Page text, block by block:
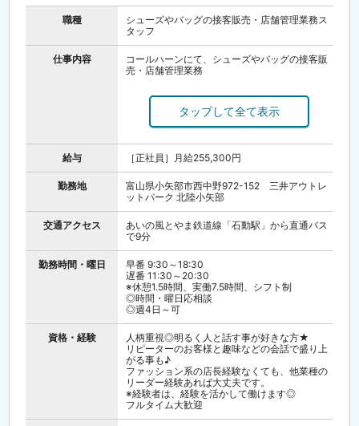
職種
シューズやバッグの接客販売・店舗管理業務ス
タッフ
仕事内容
コールハーンにて、シューズやバッグの接客販
売・店舗管理業務
商品知識はゆっくり覚えていけば大丈夫です。
経験豊かなスタッフがフォロー致します！
個人ノルマはないので、皆でお店を盛り上げて
いきたい方、歓迎します。
給与 ［正社員］月給255,300円
勤務地
富山県小矢部市西中野972-152 三井アウトレ
ットパーク 北陸小矢部
交通アクセス
あいの風とやま鉄道線「石動駅」から直通バス
で9分
勤務時間・曜日
早番 9:30～18:30
遅番 11:30～20:30
※休憩1.5時間、実働7.5時間、シフト制
◎時間・曜日応相談
◎週4日～可
資格・経験
人柄重視◎明るく人と話す事が好きな方★
リピーターのお客様と趣味などの会話で盛り上
がる事も♪
ファッション系の店長経験なくても、他業種の
リーダー経験あれば大丈夫です。
※経験者は、経験を活かして働けます◎
フルタイム大歓迎